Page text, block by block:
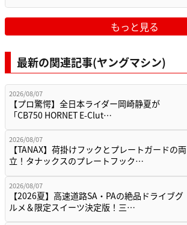
もっと見る
最新の関連記事(ヤングマシン)
2026/08/07
【プロ驚愕】全日本ライダー岡崎静夏が
「CB750 HORNET E-Clut…
2026/08/07
【TANAX】荷掛けフックとプレートガードの両
立！タナックスのプレートフック…
2026/08/07
【2026夏】高速道路SA・PAの絶品ドライブグ
ルメ＆限定スイーツ決定版！三…